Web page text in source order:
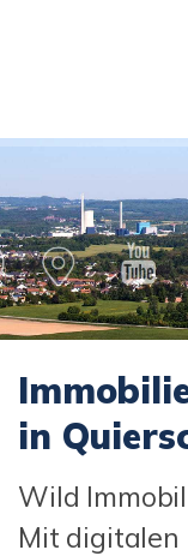
in
Wild
Mit digitalen